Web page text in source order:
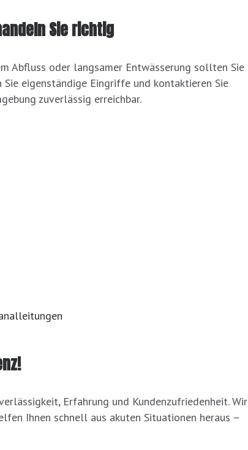
Sie richtig
Abfluss oder langsamer Entwässerung sollten Sie
eigenständige Eingriffe und kontaktieren Sie
zuverlässig erreichbar.
Erfahrung und Kundenzufriedenheit. Wir
Ihnen schnell aus akuten Situationen heraus –